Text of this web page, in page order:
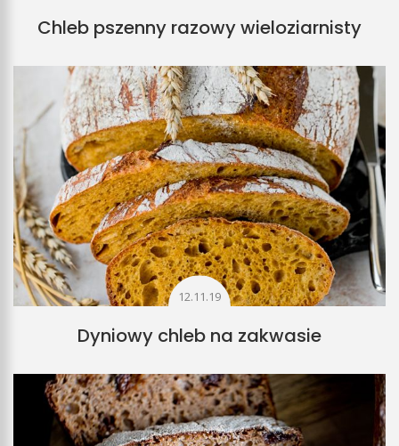
Chleb pszenny razowy wieloziarnisty
12.11.19
Dyniowy chleb na zakwasie